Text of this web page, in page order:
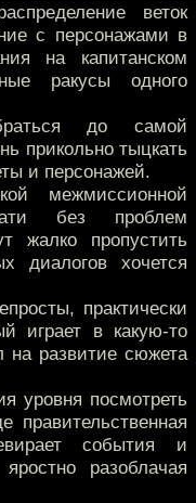
веток
с персонажами в
на капитанском
ракусы одного
до самой
прикольно тыцкать
и персонажей.
межмиссионной
без проблем
жалко пропустить
диалогов хочется
практически
играет в какую-то
на развитие сюжета
уровня посмотреть
правительственная
события и
разоблачая